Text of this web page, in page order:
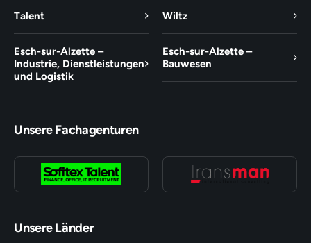
Talent Wiltz
Esch-sur-Alzette –
Industrie, Dienstleistungen
und Logistik
Esch-sur-Alzette –
Bauwesen
Unsere Fachagenturen
Unsere Länder